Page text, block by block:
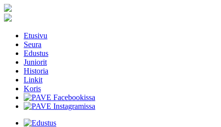
Etusivu
Seura
Edustus
Juniorit
Historia
Linkit
Koris